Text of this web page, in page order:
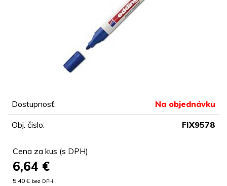
Dostupnosť: Na objednávku
Obj. čislo: FIX9578
Cena za kus (s DPH)
6,64 €
5,40 € bez DPH